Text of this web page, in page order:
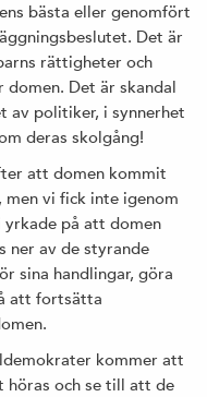
bästa eller genomfört
Det är
rättigheter och
Det är skandal
av politiker, i synnerhet
deras skolgång!
att domen kommit
vi fick inte igenom
yrkade på att domen
ner av de styrande
sina handlingar, göra
att fortsätta
kommer att
och se till att de